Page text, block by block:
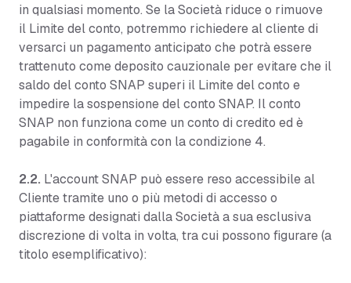
in qualsiasi momento. Se la Società riduce o rimuove
il Limite del conto, potremmo richiedere al cliente di
versarci un pagamento anticipato che potrà essere
trattenuto come deposito cauzionale per evitare che il
saldo del conto SNAP superi il Limite del conto e
impedire la sospensione del conto SNAP. Il conto
SNAP non funziona come un conto di credito ed è
pagabile in conformità con la condizione 4.
2.2. L'account SNAP può essere reso accessibile al
Cliente tramite uno o più metodi di accesso o
piattaforme designati dalla Società a sua esclusiva
discrezione di volta in volta, tra cui possono figurare (a
titolo esemplificativo):